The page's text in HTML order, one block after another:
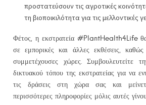
προστατεύσουν τις αγροτικές
τη βιοποικιλότητα για τις μελλοντικές
Φέτος, η εκστρατεία #PlantHealth4Lifeθα
σε εμπορικές και άλλες εκθέσεις,
συμμετέχουσες χώρες. Συμβουλευτείτε
δικτυακού τόπου της εκστρατείας για να
τις δράσεις στη χώρα σας και
περισσότερες πληροφορίες μόλις αυτές